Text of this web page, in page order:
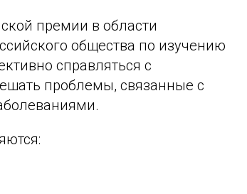
премии в области
общества по изучению
справляться с
проблемы, связанные с